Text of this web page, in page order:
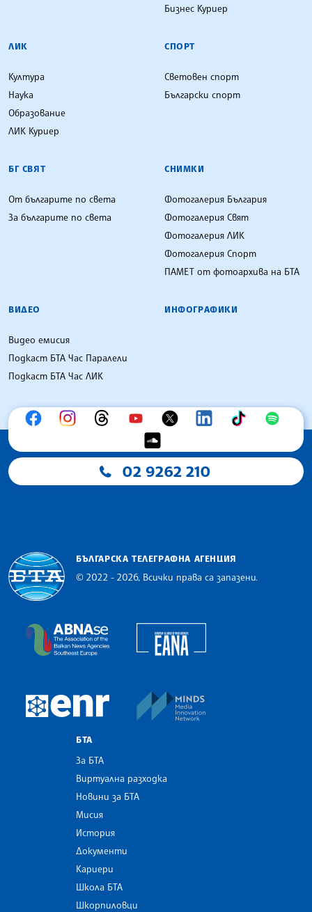
Бизнес Куриер
ЛИК
Култура
Наука
Образование
ЛИК Куриер
СПОРТ
Световен спорт
Български спорт
БГ СВЯТ
От българите по света
За българите по света
СНИМКИ
Фотогалерия България
Фотогалерия Свят
Фотогалерия ЛИК
Фотогалерия Спорт
ПАМЕТ от фотоархива на БТА
ВИДЕО
Видео емисия
Подкаст БТА Час Паралели
Подкаст БТА Час ЛИК
ИНФОГРАФИКИ
02 9262 210
БЪЛГАРСКА ТЕЛЕГРАФНА АГЕНЦИЯ
© 2022 - 2026, Всички права са запазени.
The Assocoation of the Balkan News Agencies
European Newsroom
БТА
За БТА
Виртуална разходка
Новини за БТА
Мисия
История
Документи
Кариери
Школа БТА
Шкорпиловци